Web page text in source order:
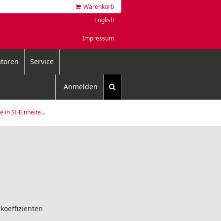
Warenkorb
English
Impressum
Service
Anmelden
temperaturkompensiert